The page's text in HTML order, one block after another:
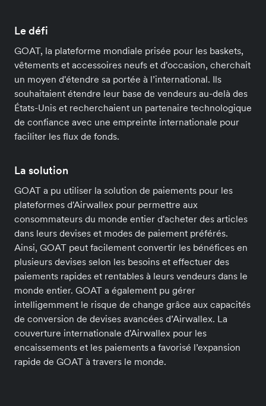
Le défi
GOAT, la plateforme mondiale prisée pour les baskets,
vêtements et accessoires neufs et d'occasion, cherchait
un moyen d'étendre sa portée à l’international. Ils
souhaitaient étendre leur base de vendeurs au-delà des
États-Unis et recherchaient un partenaire technologique
de confiance avec une empreinte internationale pour
faciliter les flux de fonds.
La solution
GOAT a pu utiliser la solution de paiements pour les
plateformes d'Airwallex pour permettre aux
consommateurs du monde entier d'acheter des articles
dans leurs devises et modes de paiement préférés.
Ainsi, GOAT peut facilement convertir les bénéfices en
plusieurs devises selon les besoins et effectuer des
paiements rapides et rentables à leurs vendeurs dans le
monde entier. GOAT a également pu gérer
intelligemment le risque de change grâce aux capacités
de conversion de devises avancées d’Airwallex. La
couverture internationale d'Airwallex pour les
encaissements et les paiements a favorisé l’expansion
rapide de GOAT à travers le monde.